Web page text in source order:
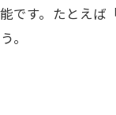
です。たとえば
。